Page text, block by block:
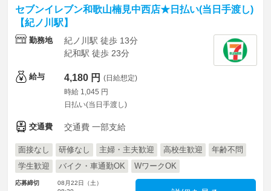
セブンイレブン和歌山楠見中西店★日払い(当日手渡し)
【紀ノ川駅】
勤務地
紀ノ川駅 徒歩 13分
紀和駅 徒歩 23分
給与 4,180 円 (日給想定)
時給 1,045 円
日払い(当日手渡し)
交通費 交通費 一部支給
面接なし 研修なし 主婦・主夫歓迎 高校生歓迎
年齢不問
学生歓迎
バイク・車通勤OK WワークOK
応募締切
08月22日（土）